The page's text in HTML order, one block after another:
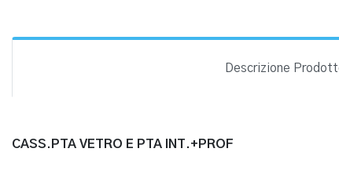
Descrizione
CASS.PTA VETRO E PTA INT.+PROF